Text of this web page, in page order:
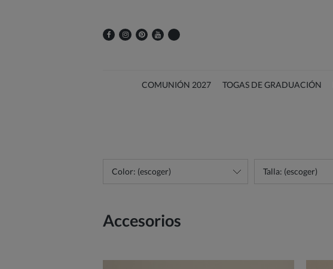
COMUNIÓN 2027 TOGAS DE GRADUACIÓN
Color: (escoger) Talla: (escoger)
Accesorios